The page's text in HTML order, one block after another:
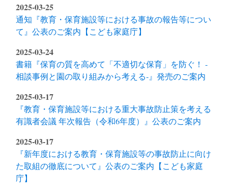
2025-03-25
通知『教育・保育施設等における事故の報告等につい
て』公表のご案内【こども家庭庁】
2025-03-24
書籍『保育の質を高めて「不適切な保育」を防ぐ！ -
相談事例と園の取り組みから考える-』発売のご案内
2025-03-17
『教育・保育施設等における重大事故防止策を考える
有識者会議 年次報告（令和6年度）』公表のご案内
2025-03-17
『新年度における教育・保育施設等の事故防止に向け
た取組の徹底について』公表のご案内【こども家庭
庁】